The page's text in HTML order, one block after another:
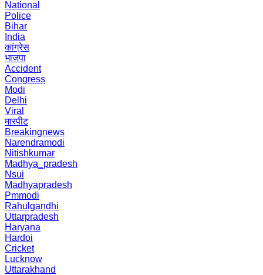
National
Police
Bihar
India
कांग्रेस
भाजपा
Accident
Congress
Modi
Delhi
Viral
मारपीट
Breakingnews
Narendramodi
Nitishkumar
Madhya_pradesh
Nsui
Madhyapradesh
Pmmodi
Rahulgandhi
Uttarpradesh
Haryana
Hardoi
Cricket
Lucknow
Uttarakhand